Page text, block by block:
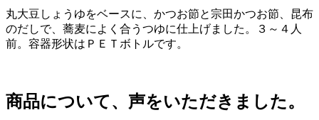
丸大豆しょうゆをベースに、かつお節と宗田かつお節、昆布
のだしで、蕎麦によく合うつゆに仕上げました。３～４人
前。容器形状はＰＥＴボトルです。
商品について、声をいただきました。